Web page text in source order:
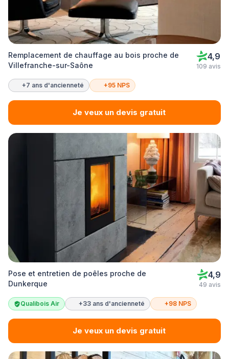
Remplacement de chauffage au bois proche de
Villefranche-sur-Saône
4,9
109 avis
+7 ans d'ancienneté +95 NPS
Je veux un devis gratuit
Pose et entretien de poêles proche de
Dunkerque
4,9
49 avis
Qualibois Air +33 ans d'ancienneté +98 NPS
Je veux un devis gratuit